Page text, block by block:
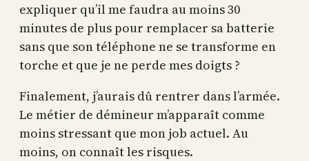
expliquer qu’il me faudra au moins 30
minutes de plus pour remplacer sa batterie
sans que son téléphone ne se transforme en
torche et que je ne perde mes doigts ?
Finalement, j’aurais dû rentrer dans l’armée.
Le métier de démineur m’apparaît comme
moins stressant que mon job actuel. Au
moins, on connaît les risques.